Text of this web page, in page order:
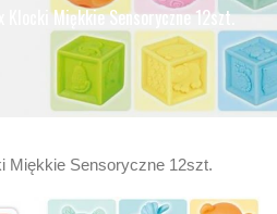
Klocki Miękkie Sensoryczne 12szt.
Miękkie Sensoryczne 12szt.